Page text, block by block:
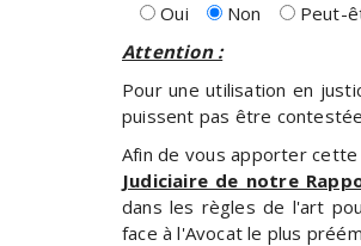
Oui
Non
Peut-
Attention :
Pour une utilisation en
puissent pas être
Afin de vous apporter
Judiciaire de notre
dans les règles de l'art
face à l'Avocat le plus